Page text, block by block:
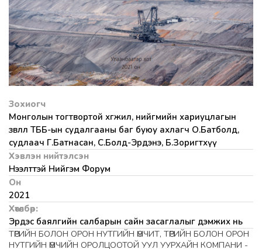
Зохиогч
Монголын тогтвортой хөгжил, нийгмийн хариуцлагын
зөвлөл ТББ-ын судалгааны баг буюу ахлагч О.Батболд,
судлаач Г.Батнасан, С.Болд-Эрдэнэ, Б.Зоригтхүү
Хэвлэн нийтэлсэн
Нээлттэй Нийгэм Форум
Он
2021
Хөтөлбөр:
Эрдэс баялгийн салбарын сайн засаглалыг дэмжих нь
ТӨРИЙН БОЛОН ОРОН НУТГИЙН ӨМЧИТ, ТӨРИЙН БОЛОН ОРОН
НУТГИЙН ӨМЧИЙН ОРОЛЦООТОЙ УУЛ УУРХАЙН КОМПАНИ -